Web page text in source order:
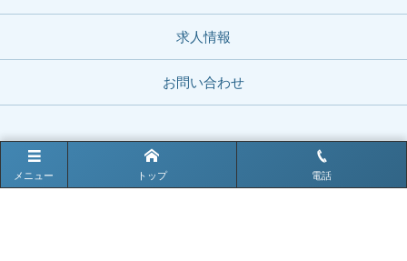
メニュー トップ 電話
求人情報
お問い合わせ
お電話でのお問い合わせはこちら